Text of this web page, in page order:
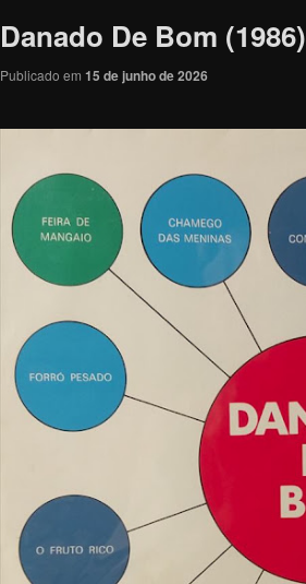
Danado De Bom (1986)
Publicado em 15 de junho de 2026